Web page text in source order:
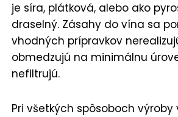
je síra, plátková, alebo ako
draselný. Zásahy do vína sa
vhodných prípravkov
obmedzujú na minimálnu
nefiltrujú.
Pri všetkých spôsoboch výroby